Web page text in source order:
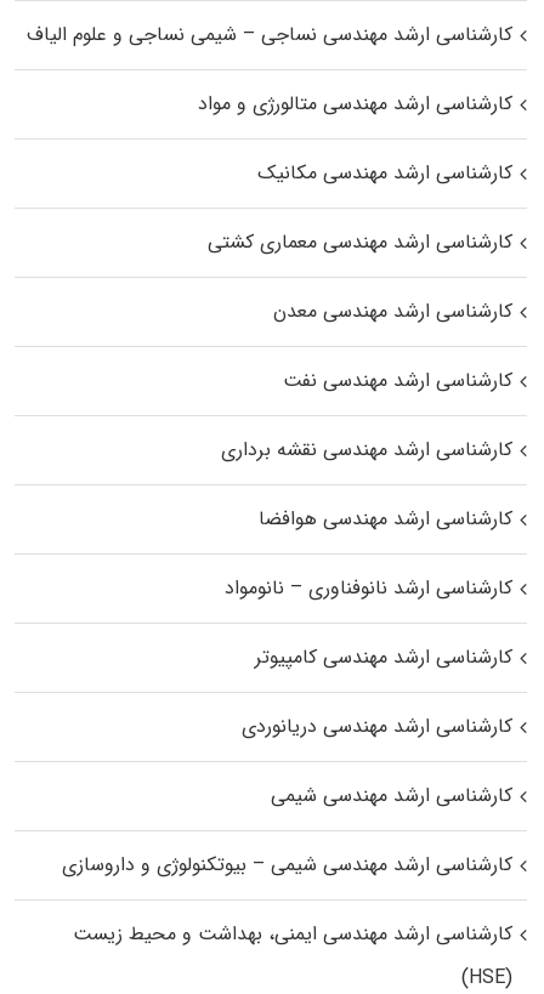
کارشناسی ارشد مهندسی نساجی – شیمی نساجی و علوم الیاف
کارشناسی ارشد مهندسی متالورژی و مواد
کارشناسی ارشد مهندسی مکانیک
کارشناسی ارشد مهندسی معماری کشتی
کارشناسی ارشد مهندسی معدن
کارشناسی ارشد مهندسی نفت
کارشناسی ارشد مهندسی نقشه برداری
کارشناسی ارشد مهندسی هوافضا
کارشناسی ارشد نانوفناوری – نانومواد
کارشناسی ارشد مهندسی کامپیوتر
کارشناسی ارشد مهندسی دریانوردی
کارشناسی ارشد مهندسی شیمی
کارشناسی ارشد مهندسی شیمی – بیوتکنولوژی و داروسازی
کارشناسی ارشد مهندسی ایمنی، بهداشت و محیط زیست
(HSE)